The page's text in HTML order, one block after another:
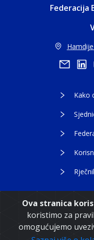
Ova stranica
koristimo za
omogućujemo
Federacija
Kako
Copyright 2021.